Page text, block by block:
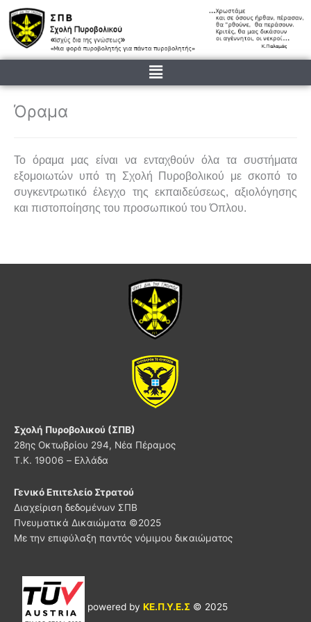
Μετάβαση
στο
περιεχόμενο
Menu
Όραμα
Το όραμα μας είναι να ενταχθούν όλα τα συστήματα
εξομοιωτών υπό τη Σχολή Πυροβολικού με σκοπό το
συγκεντρωτικό έλεγχο της εκπαιδεύσεως, αξιολόγησης
και πιστοποίησης του προσωπικού του Όπλου.
Σχολή Πυροβολικού (ΣΠΒ)
28ης Οκτωβρίου 294, Νέα Πέραμος
Τ.Κ. 19006 – Ελλάδα
Γενικό Επιτελείο Στρατού
Διαχείριση δεδομένων ΣΠΒ
Πνευματικά Δικαιώματα ©2025
Με την επιφύλαξη παντός νόμιμου δικαιώματος
powered by ΚΕ.Π.Υ.Ε.Σ © 2025